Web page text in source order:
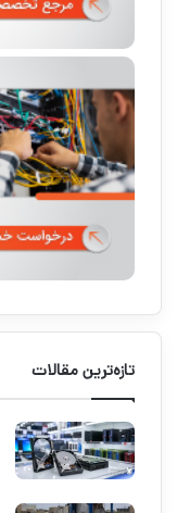
تازه‌ترین مقالات